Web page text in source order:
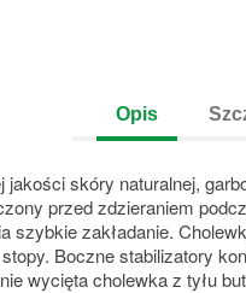
Opis
skóry naturalnej,
przed zdzieraniem
zakładanie.
Boczne stabilizatory
wycięta cholewka z tyłu